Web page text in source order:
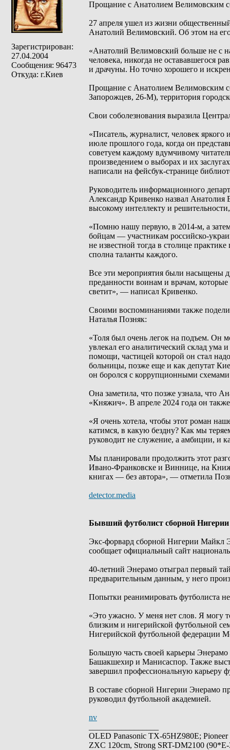
Зарегистрирован:
27.04.2004
Сообщения: 96473
Откуда: г.Киев
Прощание с Анатолием Велимовским
27 апреля ушел из жизни
Анатолий Велимовский. Об этом на
«Анатолий Велимовский больше не с
человека, никогда не остававшегося
и драчуны. Но точно хорошего и
Прощание с Анатолием Велимовским
Запорожцев, 26-М), территория
Свои соболезнования выразила
«Писатель, журналист, человек
июле прошлого года, когда он
советуем каждому вдумчивому
произведением о выборах и их
написали на фейсбук-странице
Руководитель информационного
Александр Кривенко назвал
высокому интеллекту и
«Помню нашу первую, в 2014-м, а
бойцам — участникам российско-
не известной тогда в столице
сполна таланты каждого.
Все эти мероприятия были насыщены
преданности воинам и врачам,
светит», — написал Кривенко.
Своими воспоминаниями также
Наталья Позняк:
«Толя был очень легок на подъем. Он
увлекал его аналитический склад
помощи, частицей которой он стал
больницы, позже еще и как депутат
он боролся с коррупционными
Она заметила, что позже узнала, что
«Княжич». В апреле 2024 года он
«Я очень хотела, чтобы этот роман
катимся, в какую бездну? Как мы
руководит не служение, а амбиции, и
Мы планировали продолжить этот
Ивано-Франковске и Виннице, на
книгах — без автора», — отметила
detector.media
Бывший футболист сборной
Экс-форвард сборной Нигерии Майкл
сообщает официальный сайт
40-летний Энерамо отыграл первый
предварительным данным, у него
Попытки реанимировать футболиста
«Это ужасно. У меня нет слов. Я могу
близким и нигерийской футбольной
Нигерийской футбольной федерации
Большую часть своей карьеры
Башакшехир и Манисаспор. Также
завершил профессиональную карьеру
В составе сборной Нигерии Энерамо
руководил футбольной академией.
nv
OLED Panasonic TX-65HZ980E;
ZXC 120cm, Strong SRT-DM2100